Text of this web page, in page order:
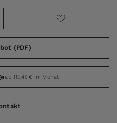
(PDF)
ab 112,45 € im Monat